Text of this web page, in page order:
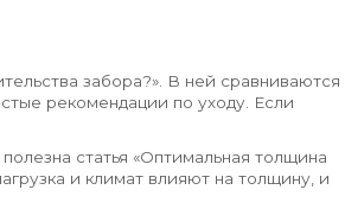
забора?». В ней сравниваются
рекомендации по уходу. Если
статья «Оптимальная толщина
и климат влияют на толщину, и